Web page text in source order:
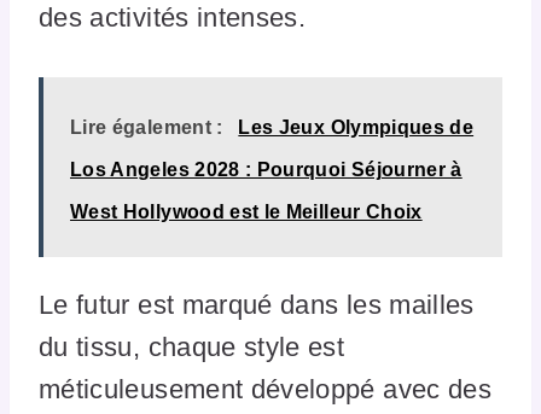
des activités intenses.
Lire également : Les Jeux Olympiques de
Los Angeles 2028 : Pourquoi Séjourner à
West Hollywood est le Meilleur Choix
Le futur est marqué dans les mailles
du tissu, chaque style est
méticuleusement développé avec des